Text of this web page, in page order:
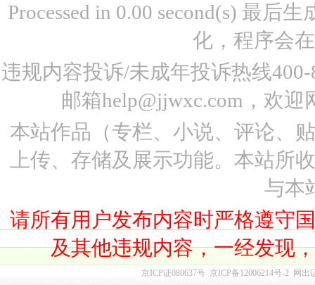
Processed in 0.00 second(s) 最后
化，程序会
违规内容投诉/未成年投诉热线
邮箱help@jjwxc.com，欢
本站作品（专栏、小说、评论、
上传、存储及展示功能。本站所
与本
请所有用户发布内容时严格遵守
及其他违规内容，一经发现
京ICP证080637号 京ICP备12006214号-2 网出